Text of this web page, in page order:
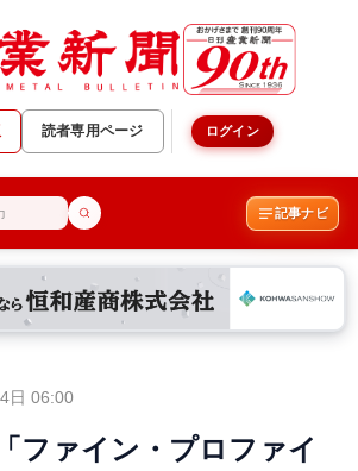
読者専用ページ ログイン
記事ナビ
日 06:00
ファイン・プロファイ